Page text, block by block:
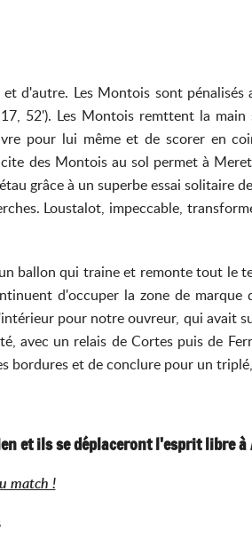
d'autre. Les Montois sont
52'). Les Montois remttent la
pour lui même et de scorer en
des Montois au sol permet à
grâce à un superbe essai solitaire
Loustalot, impeccable,
ballon qui traine et remonte tout le
d'occuper la zone de marque
pour notre ouvreur, qui avait
avec un relais de Cortes puis de
bordures et de conclure pour un
et ils se déplaceront l'esprit libre à
match !